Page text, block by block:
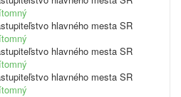
hlavného mesta SR
hlavného mesta SR
hlavného mesta SR